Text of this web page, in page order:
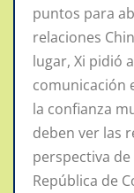
puntos para
relaciones
lugar, Xi pidió
comunicación
la confianza
deben ver las
perspectiva
República de